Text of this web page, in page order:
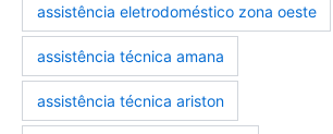
assistência eletrodoméstico zona oeste
assistência técnica amana
assistência técnica ariston